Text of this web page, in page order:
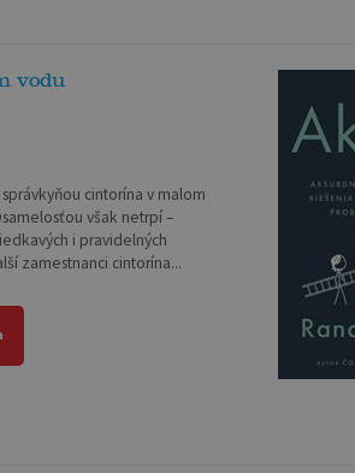
vodu
cintorína v malom
však netrpí –
i pravidelných
zamestnanci cintorína...